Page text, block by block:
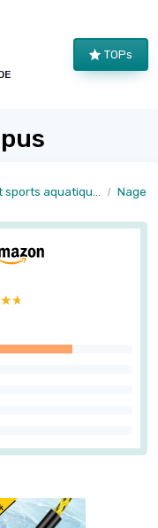
TOPs
aquatiques Nage